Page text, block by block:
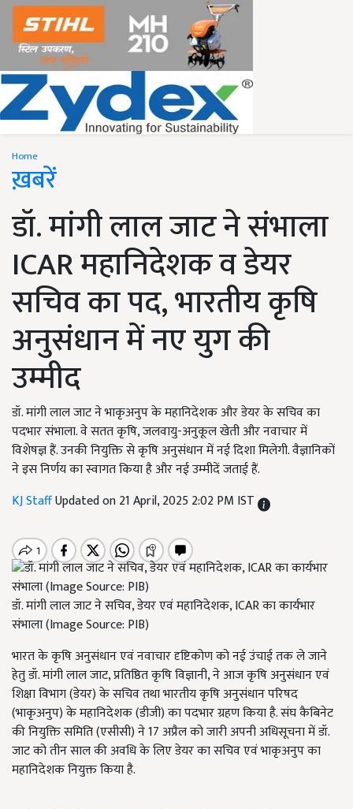
Home
ख़बरें
डॉ. मांगी लाल जाट ने संभाला
ICAR महानिदेशक व डेयर
सचिव का पद, भारतीय कृषि
अनुसंधान में नए युग की
उम्मीद
डॉ. मांगी लाल जाट ने भाकृअनुप के महानिदेशक और डेयर के सचिव का
पदभार संभाला. वे सतत कृषि, जलवायु-अनुकूल खेती और नवाचार में
विशेषज्ञ हैं. उनकी नियुक्ति से कृषि अनुसंधान में नई दिशा मिलेगी. वैज्ञानिकों
ने इस निर्णय का स्वागत किया है और नई उम्मीदें जताई हैं.
KJ StaffUpdated on 21 April, 2025 2:02 PM IST
डॉ. मांगी लाल जाट ने सचिव, डेयर एवं महानिदेशक, ICAR का कार्यभार
संभाला (Image Source: PIB)
भारत के कृषि अनुसंधान एवं नवाचार दृष्टिकोण को नई उंचाई तक ले जाने
हेतु डॉ. मांगी लाल जाट, प्रतिष्ठित कृषि विज्ञानी, ने आज कृषि अनुसंधान एवं
शिक्षा विभाग (डेयर) के सचिव तथा भारतीय कृषि अनुसंधान परिषद
(भाकृअनुप) के महानिदेशक (डीजी) का पदभार ग्रहण किया है. संघ कैबिनेट
की नियुक्ति समिति (एसीसी) ने 17 अप्रैल को जारी अपनी अधिसूचना में डॉ.
जाट को तीन साल की अवधि के लिए डेयर का सचिव एवं भाकृअनुप का
महानिदेशक नियुक्त किया है.